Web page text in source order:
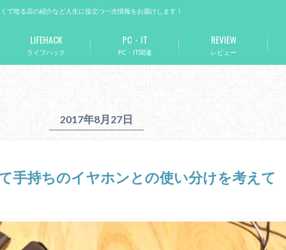
て唸る店の紹介など人生に役立つ一次情報をお届けします！
ライフハック
LIFEHACK
PC・IT関連
PC・IT
レビュー
REVIEW
2017年8月27日
手持ちのイヤホンとの使い分けを考えて